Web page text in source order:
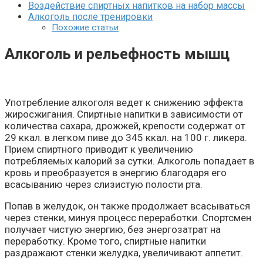
Воздействие спиртных напитков на набор массы
Алкоголь после тренировки
Похожие статьи
Алкоголь и рельефность мышц
Употребление алкоголя ведет к снижению эффекта
жиросжигания. Спиртные напитки в зависимости от
количества сахара, дрожжей, крепости содержат от
29 ккал. в легком пиве до 345 ккал. на 100 г. ликера.
Прием спиртного приводит к увеличению
потребляемых калорий за сутки. Алкоголь попадает в
кровь и преобразуется в энергию благодаря его
всасыванию через слизистую полости рта.
Попав в желудок, он также продолжает всасываться
через стенки, минуя процесс переработки. Спортсмен
получает чистую энергию, без энергозатрат на
переработку. Кроме того, спиртные напитки
раздражают стенки желудка, увеличивают аппетит.